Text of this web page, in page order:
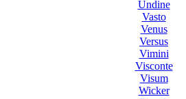
Undine
Vasto
Venus
Versus
Vimini
Visconte
Visum
Wicker